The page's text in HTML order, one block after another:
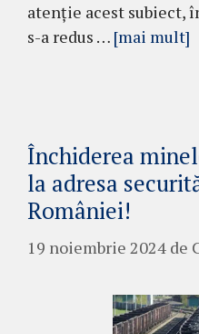
atenție acest subiect,
s-a redus … [mai mult]
Închiderea
la adresa
României!
19 noiembrie 2024 de